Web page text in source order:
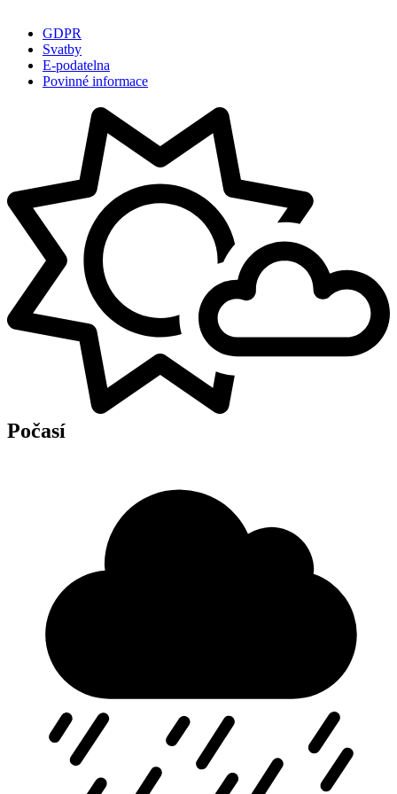
GDPR
Svatby
E-podatelna
Povinné informace
Počasí